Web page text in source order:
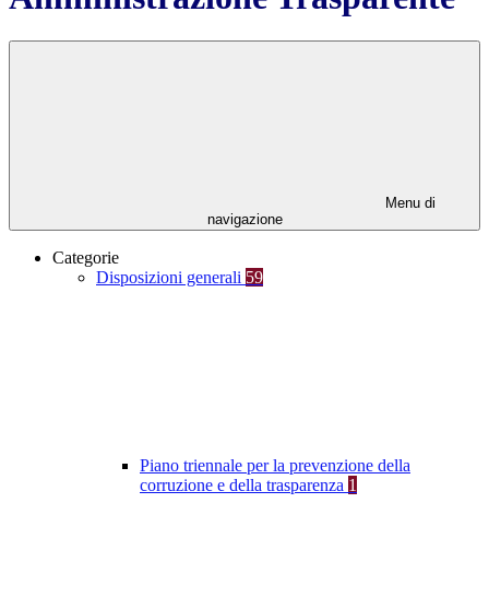
Menu di
navigazione
Categorie
Disposizioni generali 59
Piano triennale per la prevenzione della
corruzione e della trasparenza 1